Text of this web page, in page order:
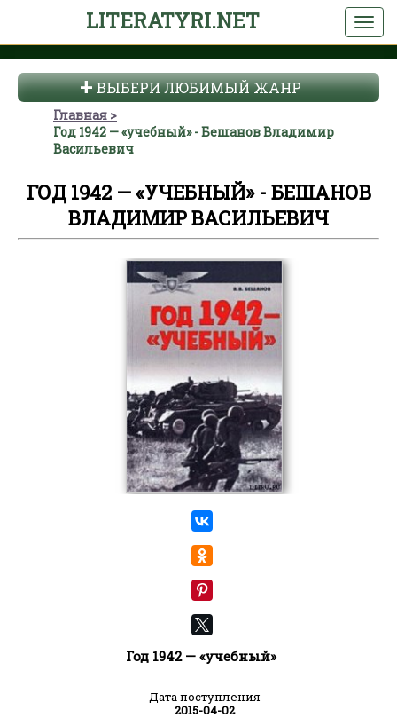
LITERATYRI.NET
ВЫБЕРИ ЛЮБИМЫЙ ЖАНР
Главная
Год 1942 — «учебный» - Бешанов Владимир
Васильевич
ГОД 1942 — «УЧЕБНЫЙ» - БЕШАНОВ
ВЛАДИМИР ВАСИЛЬЕВИЧ
Год 1942 — «учебный»
Дата поступления
2015-04-02